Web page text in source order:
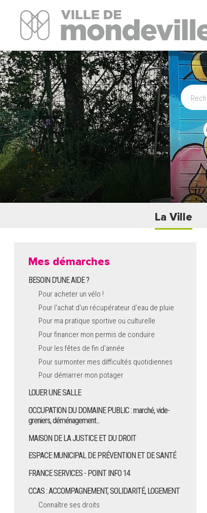
Site Officiel de la ville de Mondeville
La Ville
Mes démarches
BESOIN D'UNE AIDE ?
Pour acheter un vélo !
Pour l'achat d’un récupérateur d’eau de pluie
Pour ma pratique sportive ou culturelle
Pour financer mon permis de conduire
Pour les fêtes de fin d'année
Pour surmonter mes difficultés quotidiennes
Pour démarrer mon potager
LOUER UNE SALLE
OCCUPATION DU DOMAINE PUBLIC : marché, vide-
greniers, déménagement...
MAISON DE LA JUSTICE ET DU DROIT
ESPACE MUNICIPAL DE PRÉVENTION ET DE SANTÉ
FRANCE SERVICES - POINT INFO 14
CCAS : ACCOMPAGNEMENT, SOLIDARITÉ, LOGEMENT
Connaître ses droits